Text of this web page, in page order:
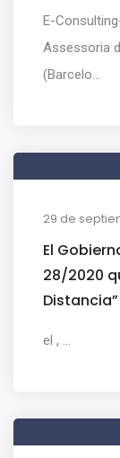
E-
Assessoria
(Barcelo...
29 de
El
28/2020
Distancia”
el , ...